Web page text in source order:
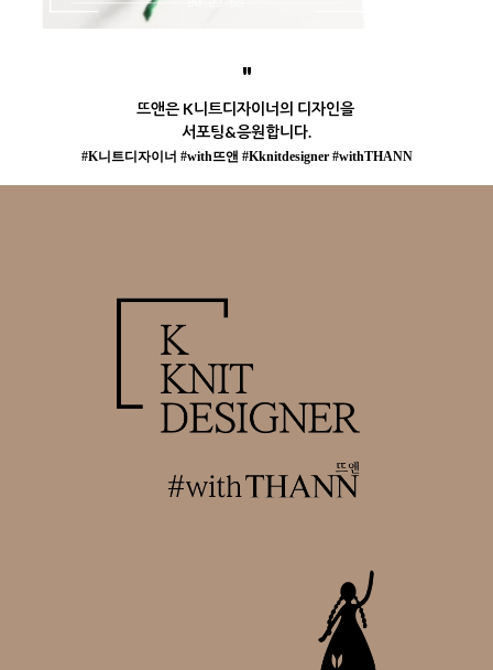
"
뜨앤은 K니트디자이너의 디자인을
서포팅&응원합니다.
#K니트디자이너 #with뜨앤 #Kknitdesigner #withTHANN